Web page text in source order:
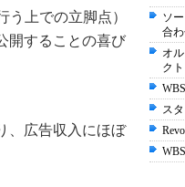
上での立脚点）
開することの喜び
、広告収入にほぼ
ソ
合
オ
ク
ス